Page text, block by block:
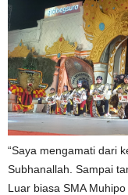
“Saya mengamati dari
Subhanallah. Sampai
Luar biasa SMA